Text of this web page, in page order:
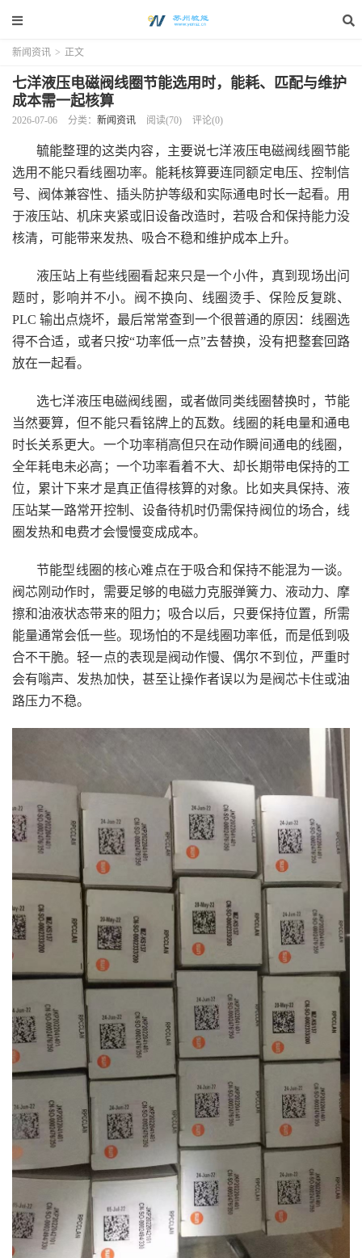
新闻资讯 > 正文
七洋液压电磁阀线圈节能选用时，能耗、匹配与维护
成本需一起核算
2026-07-06 分类： 新闻资讯 阅读(70) 评论(0)
毓能整理的这类内容，主要说七洋液压电磁阀线圈节能
选用不能只看线圈功率。能耗核算要连同额定电压、控制信
号、阀体兼容性、插头防护等级和实际通电时长一起看。用
于液压站、机床夹紧或旧设备改造时，若吸合和保持能力没
核清，可能带来发热、吸合不稳和维护成本上升。
液压站上有些线圈看起来只是一个小件，真到现场出问
题时，影响并不小。阀不换向、线圈烫手、保险反复跳、
PLC 输出点烧坏，最后常常查到一个很普通的原因：线圈选
得不合适，或者只按“功率低一点”去替换，没有把整套回路
放在一起看。
选七洋液压电磁阀线圈，或者做同类线圈替换时，节能
当然要算，但不能只看铭牌上的瓦数。线圈的耗电量和通电
时长关系更大。一个功率稍高但只在动作瞬间通电的线圈，
全年耗电未必高；一个功率看着不大、却长期带电保持的工
位，累计下来才是真正值得核算的对象。比如夹具保持、液
压站某一路常开控制、设备待机时仍需保持阀位的场合，线
圈发热和电费才会慢慢变成成本。
节能型线圈的核心难点在于吸合和保持不能混为一谈。
阀芯刚动作时，需要足够的电磁力克服弹簧力、液动力、摩
擦和油液状态带来的阻力；吸合以后，只要保持位置，所需
能量通常会低一些。现场怕的不是线圈功率低，而是低到吸
合不干脆。轻一点的表现是阀动作慢、偶尔不到位，严重时
会有嗡声、发热加快，甚至让操作者误以为是阀芯卡住或油
路压力不稳。